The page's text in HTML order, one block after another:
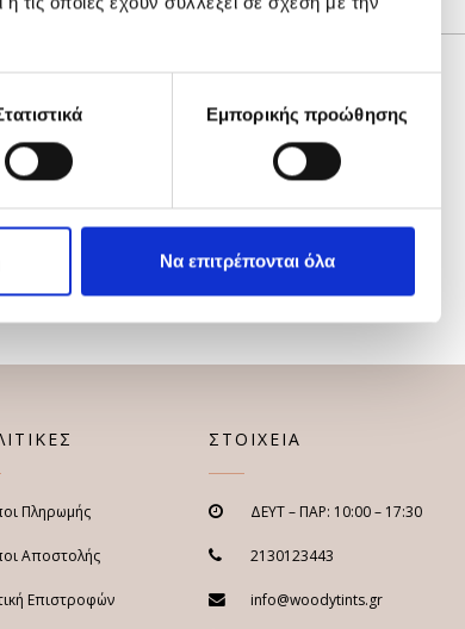
Εμπορικής προώθησης
Να επιτρέπονται όλα
Πληρωμής
Αποστολής
Επιστροφών
ΣΤΟΙΧΕΙΑ
ΔΕΥΤ – ΠΑΡ: 10:00 – 17:30
2130123443
info@woodytints.gr